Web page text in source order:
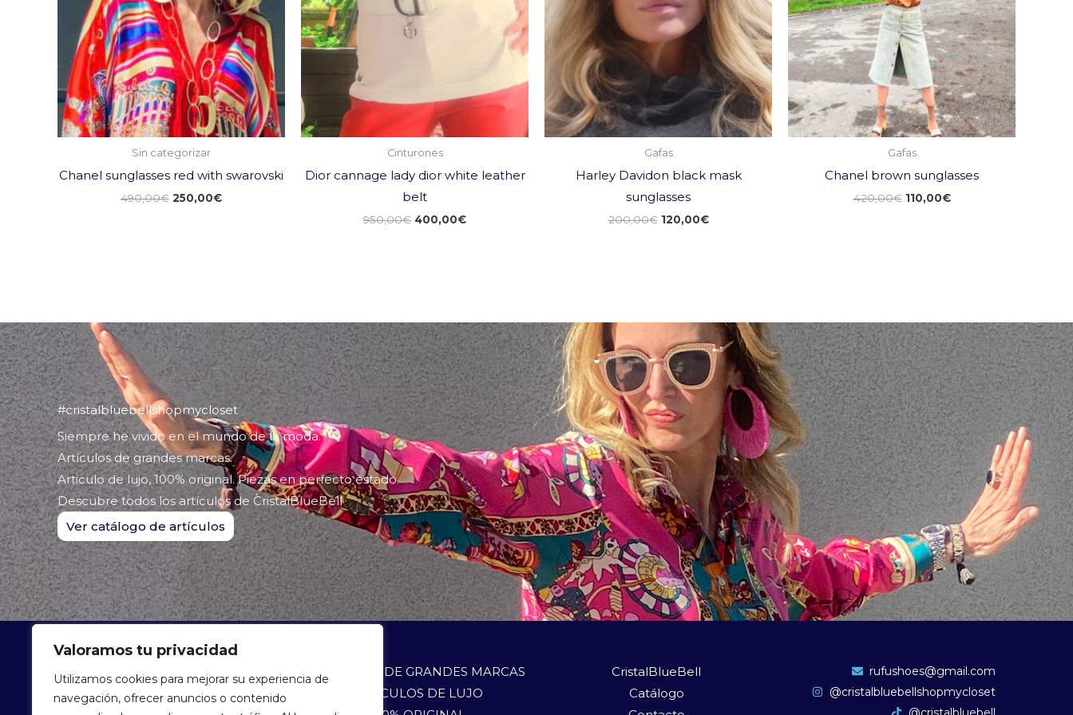
Valoramos tu privacidad
Utilizamos cookies para mejorar su experiencia de
navegación, ofrecer anuncios o contenido
Sin categorizar
Chanel sunglasses red with swarovski
490,00€ 250,00€
Cinturones
Dior cannage lady dior white leather
belt
950,00€ 400,00€
Gafas
Harley Davidon black mask
sunglasses
200,00€ 120,00€
Gafas
Chanel brown sunglasses
420,00€ 110,00€
#cristalbluebellshopmycloset
Siempre he vivido en el mundo de la moda.
Artículos de grandes marcas.
Articulo de lujo, 100% original. Piezas en perfecto estado.
Descubre todos los artículos de CristalBlueBell
Ver catálogo de artículos
ARTÍCULOS DE GRANDES MARCAS
ARTÍCULOS DE LUJO
CristalBlueBell
Catálogo
rufushoes@gmail.com
@cristalbluebellshopmycloset